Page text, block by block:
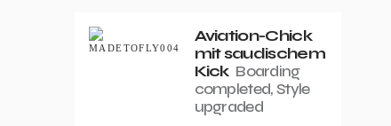
Aviation-Chick
mit saudischem
Kick Boarding
completed, Style
upgraded